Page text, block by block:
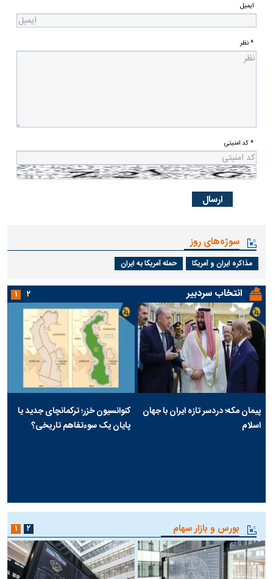
ایمیل
* نظر
* کد امنیتی
سوژه‌های روز
مذاکره ایران و آمریکا حمله آمریکا به ایران
انتخاب سردبیر
پیمان مکه؛ دردسر تازه ایران با جهان
اسلام
کنوانسیون خزر؛ ترکمانچای جدید یا
پایان یک سوءتفاهم تاریخی؟
۱ ۲
بورس و بازار سهام ۱ ۲